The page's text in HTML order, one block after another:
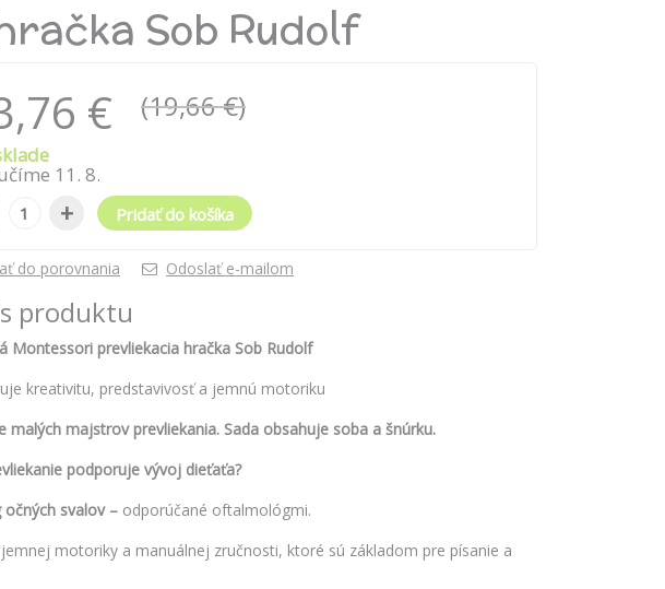
Sob Rudolf
€ (19,66 €)
11 . 8.
+ Pridať do košíka
do porovnania Odoslať e-mailom
produktu
Montessori prevliekacia hračka Sob Rudolf
kreativitu, predstavivosť a jemnú motoriku
malých majstrov prevliekania. Sada obsahuje soba a šnúrku.
podporuje vývoj dieťaťa?
očných svalov – odporúčané oftalmológmi.
motoriky a manuálnej zručnosti, ktoré sú základom pre písanie a